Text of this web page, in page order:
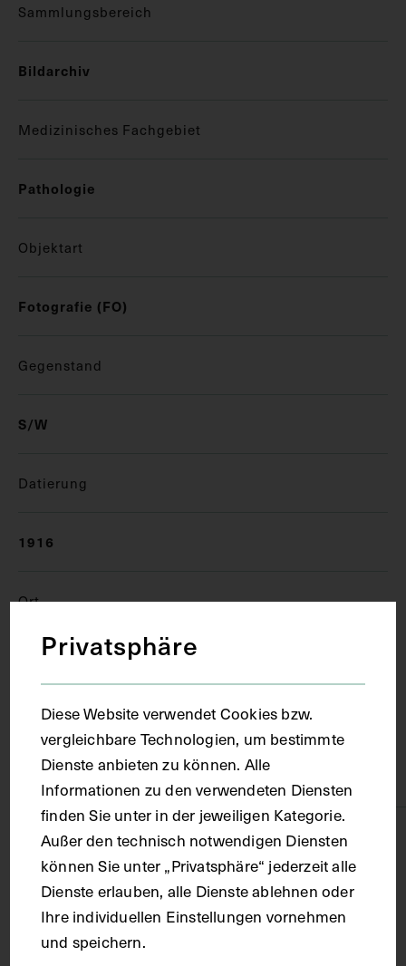
Sammlungsbereich
Bildarchiv
Medizinisches Fachgebiet
Pathologie
Objektart
Fotografie (FO)
Gegenstand
S/W
Datierung
1916
Ort
Wien
Material
Papier
Technik
Fotografie
Maße
Privatsphäre
Diese Website verwendet Cookies bzw.
vergleichbare Technologien, um bestimmte
Dienste anbieten zu können. Alle
Informationen zu den verwendeten Diensten
finden Sie unter in der jeweiligen Kategorie.
Außer den technisch notwendigen Diensten
können Sie unter „Privatsphäre“ jederzeit alle
Dienste erlauben, alle Dienste ablehnen oder
Ihre individuellen Einstellungen vornehmen
und speichern.